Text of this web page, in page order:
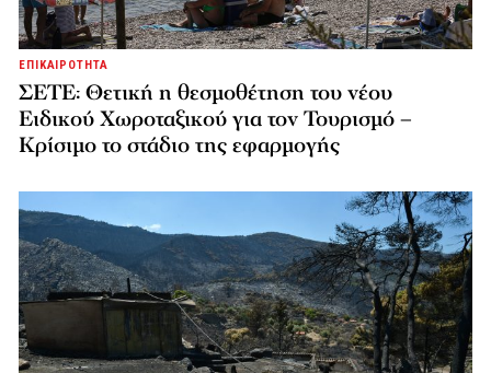
ΕΠΙΚΑΙΡΟΤΗΤΑ
ΣΕΤΕ: Θετική η θεσμοθέτηση του νέου
Ειδικού Χωροταξικού για τον Τουρισμό –
Κρίσιμο το στάδιο της εφαρμογής